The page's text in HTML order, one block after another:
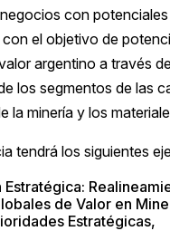
con
el objetivo de
argentino a través
los segmentos de las
la minería y los
tendrá los siguientes
de Valor en
Estratégicas,